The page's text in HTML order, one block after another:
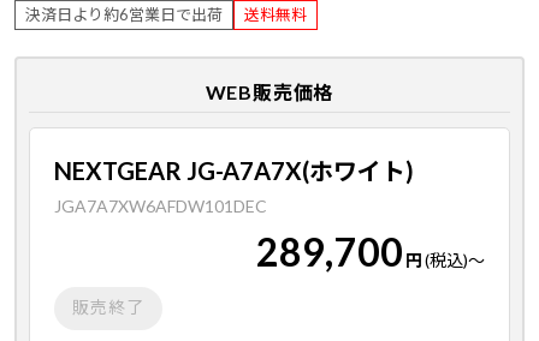
決済日より約6営業日で出荷 送料無料
WEB販売価格
NEXTGEAR JG-A7A7X(ホワイト)
JGA7A7XW6AFDW101DEC
289,700 円(税込)～
販売終了